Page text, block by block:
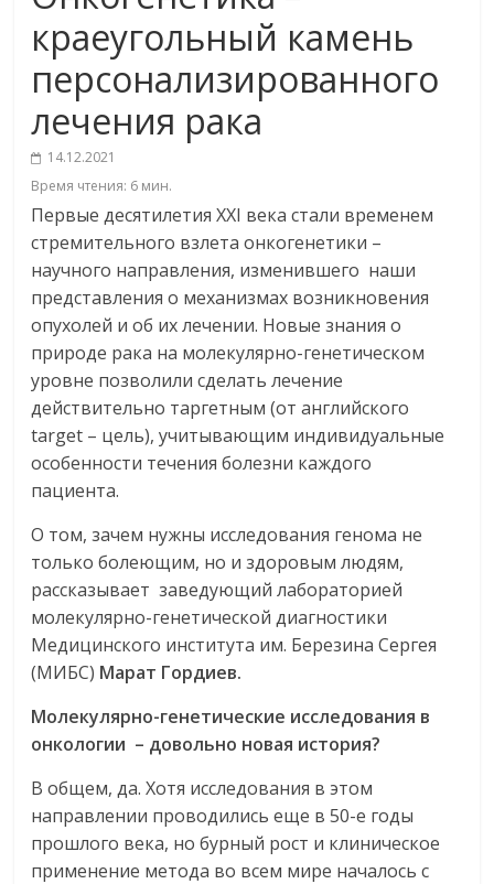
краеугольный камень
персонализированного
лечения рака
14.12.2021
Время чтения: 6 мин.
Первые десятилетия XXI века стали временем
стремительного взлета онкогенетики –
научного направления, изменившего наши
представления о механизмах возникновения
опухолей и об их лечении. Новые знания о
природе рака на молекулярно-генетическом
уровне позволили сделать лечение
действительно таргетным (от английского
target – цель), учитывающим индивидуальные
особенности течения болезни каждого
пациента.
О том, зачем нужны исследования генома не
только болеющим, но и здоровым людям,
рассказывает заведующий лабораторией
молекулярно-генетической диагностики
Медицинского института им. Березина Сергея
(МИБС) Марат Гордиев.
Молекулярно-генетические исследования в
онкологии – довольно новая история?
В общем, да. Хотя исследования в этом
направлении проводились еще в 50-е годы
прошлого века, но бурный рост и клиническое
применение метода во всем мире началось с